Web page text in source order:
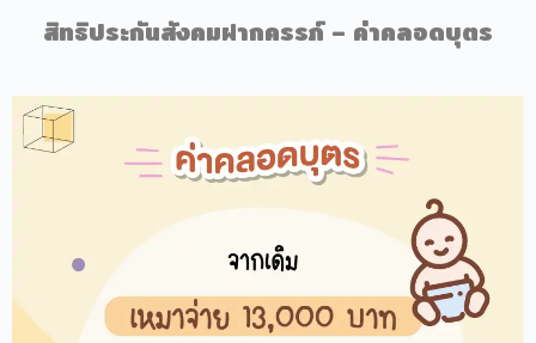
สิทธิประกันสังคมฝากครรภ์ – ค่าคลอดบุตร